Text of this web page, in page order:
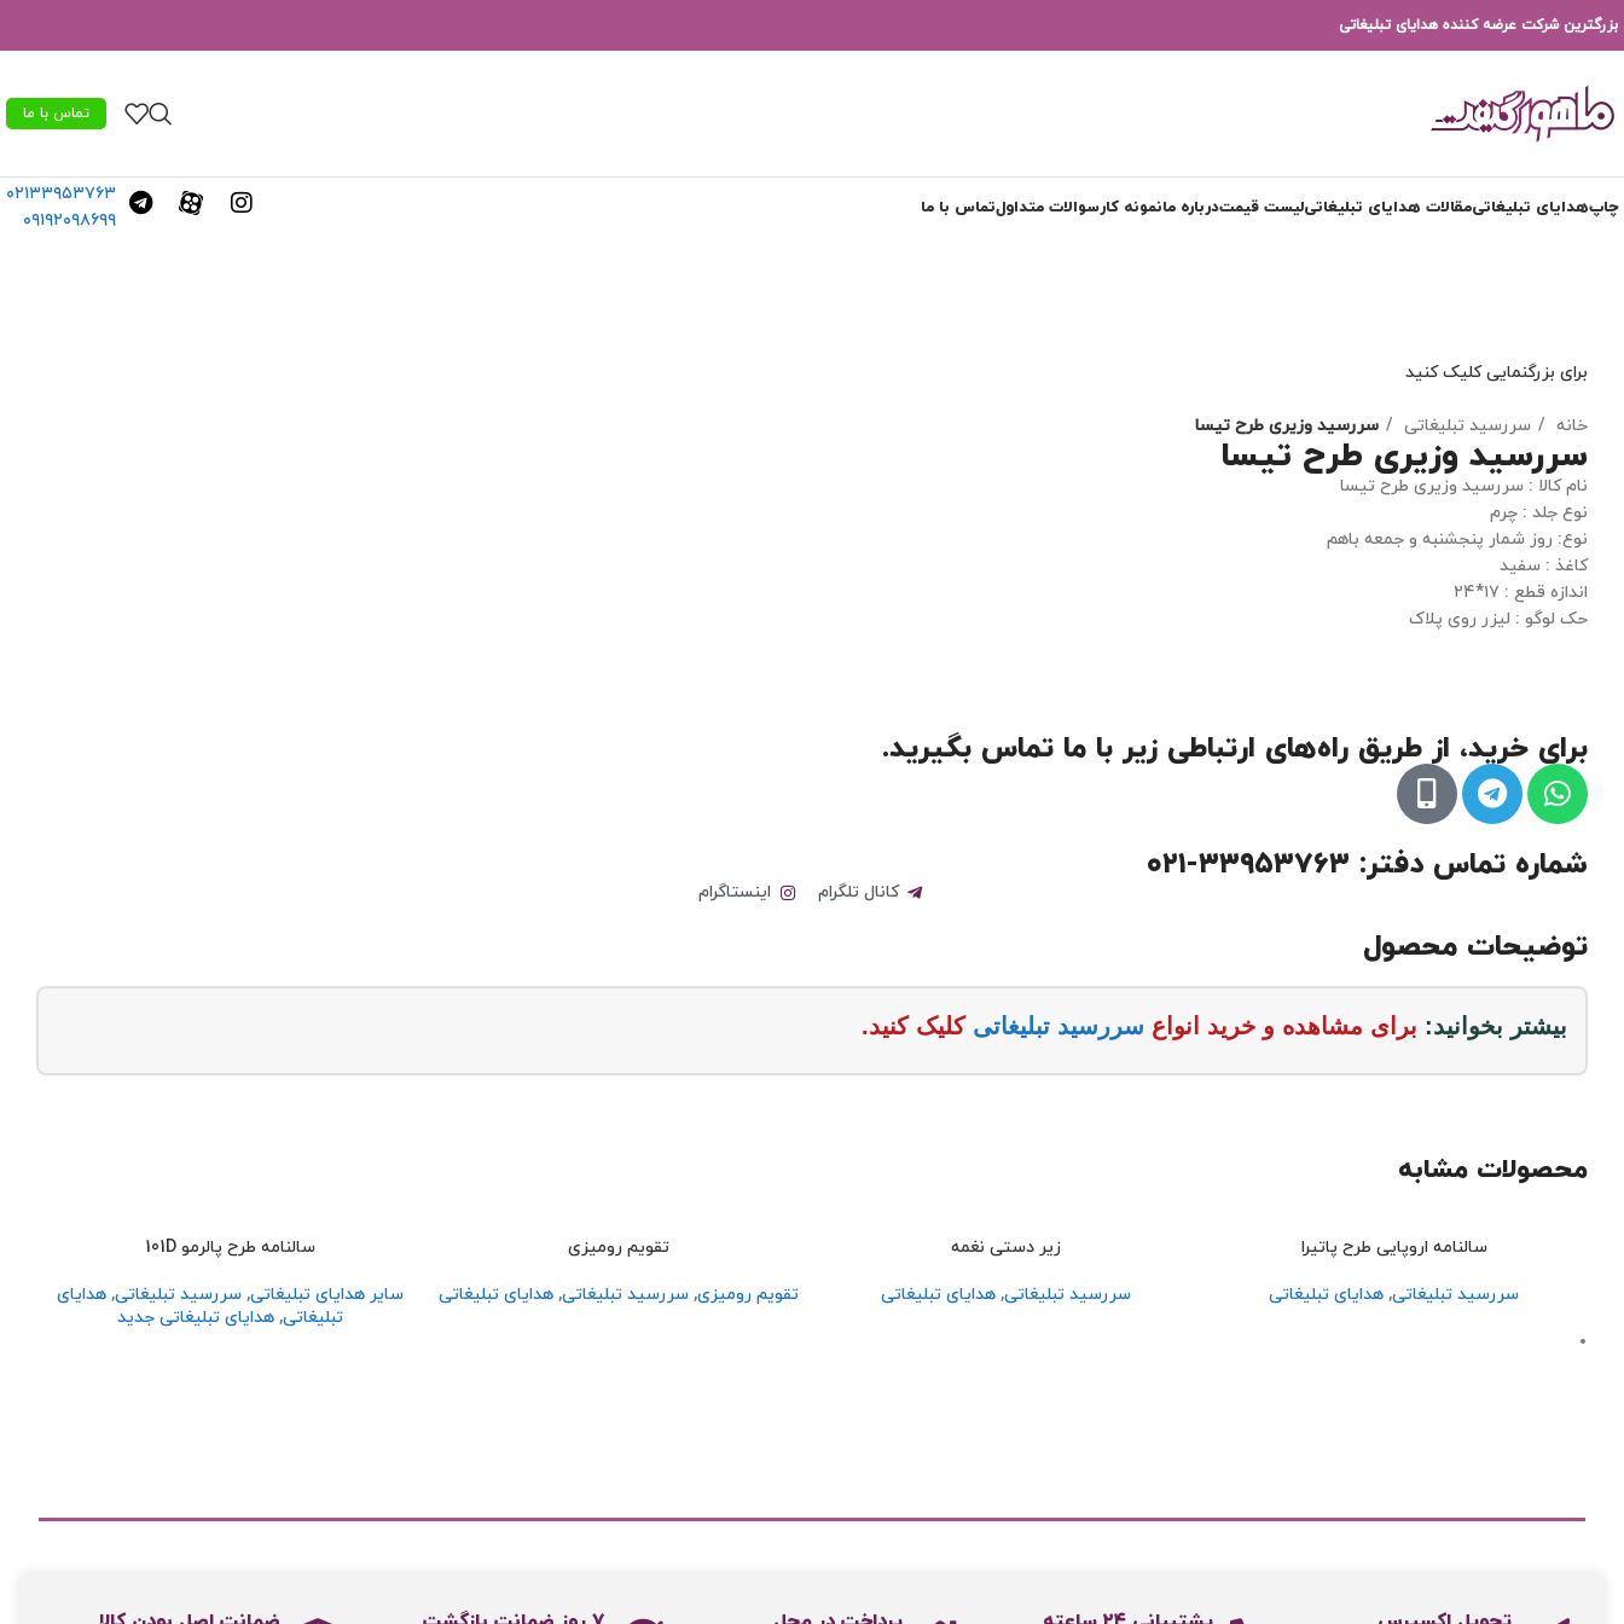
بزرگترین شرکت عرضه کننده هدایای تبلیغاتی
تماس با ما
چاپهدایای تبلیغاتیمقالات هدایای تبلیغاتیلیست قیمتدرباره مانمونه کارسوالات متداولتماس با ما
۰۲۱۳۳۹۵۳۷۶۳
۰۹۱۹۲۰۹۸۶۹۹
برای بزرگنمایی کلیک کنید
خانه سررسید تبلیغاتی سررسید وزیری طرح تیسا
سررسید وزیری طرح تیسا
نام کالا : سررسید وزیری طرح تیسا
نوع جلد : چرم
نوع: روز شمار پنجشنبه و جمعه باهم
کاغذ : سفید
اندازه قطع : ۱۷*۲۴
حک لوگو : لیزر روی پلاک
برای خرید، از طریق راه‌های ارتباطی زیر با ما تماس بگیرید.
شماره تماس دفتر: ۳۳۹۵۳۷۶۳-۰۲۱
کانال تلگرام اینستاگرام
توضیحات محصول
بیشتر بخوانید: برای مشاهده و خرید انواع سررسید تبلیغاتی کلیک کنید.
محصولات مشابه
سالنامه اروپایی طرح پاتیرا
سررسید تبلیغاتی, هدایای تبلیغاتی
زیر دستی نغمه
سررسید تبلیغاتی, هدایای تبلیغاتی
تقویم رومیزی
تقویم رومیزی,سررسید تبلیغاتی,هدایای تبلیغاتی
سالنامه طرح پالرمو 101D
سایر هدایای تبلیغاتی, سررسید تبلیغاتی, هدایای
تبلیغاتی, هدایای تبلیغاتی جدید